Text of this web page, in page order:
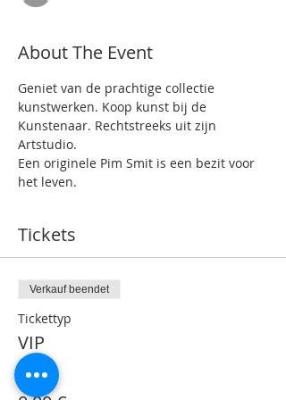
About The Event
Geniet van de prachtige collectie
kunstwerken. Koop kunst bij de
Kunstenaar. Rechtstreeks uit zijn
Artstudio.
Een originele Pim Smit is een bezit voor
het leven.
Tickets
Verkauf beendet
Tickettyp
VIP
Preis